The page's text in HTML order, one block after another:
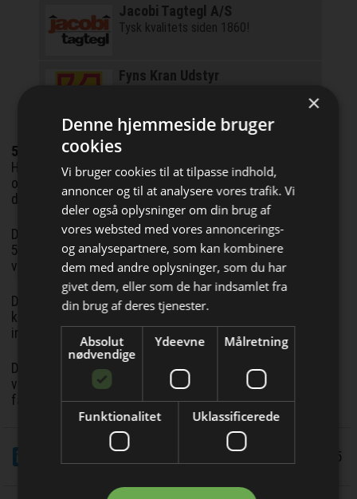
Bliv opdateret hver dag
Få de vigtigste nyheder om
byggebranchen
direkte i din indbakke
Jacobi Tagtegl A/S
Tysk kvalitets siden 1860!
Fyns Kran Udstyr
50.000 fiktive fakturaer
Hvidvasksekretariatet har lavet analysen på baggrund af
oplysninger om cirka 190 formodede fakturafabrikker,
deres kunder og deres betalinger.
De pågældende fakturafabrikker har udstedt næsten
50.000 fiktive fakturaer til lidt flere end 5.200
virksomheder i perioden fra 2017 til 2024.
Der er udstedt fakturaer for knap 6,1 milliarder kroner og
kreditnotaer for godt 1,2 milliarder kroner, begge dele
inklusive moms.
Det reelle omfang kan dog ifølge Hvidvasksekretariatet
være langt større, da der kan være mange flere
fakturafabrikker, som man endnu ikke kender til.
10/11 2025
×
Denne hjemmeside bruger
cookies
Vi bruger cookies til at tilpasse indhold,
annoncer og til at analysere vores trafik. Vi
deler også oplysninger om din brug af
vores websted med vores annoncerings-
og analysepartnere, som kan kombinere
dem med andre oplysninger, som du har
givet dem, eller som de har indsamlet fra
din brug af deres tjenester.
Absolut
nødvendige
Ydeevne Målretning
Funktionalitet Uklassificerede